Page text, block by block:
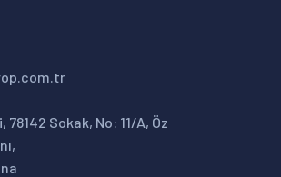
Sokak, No: 11/A, Öz